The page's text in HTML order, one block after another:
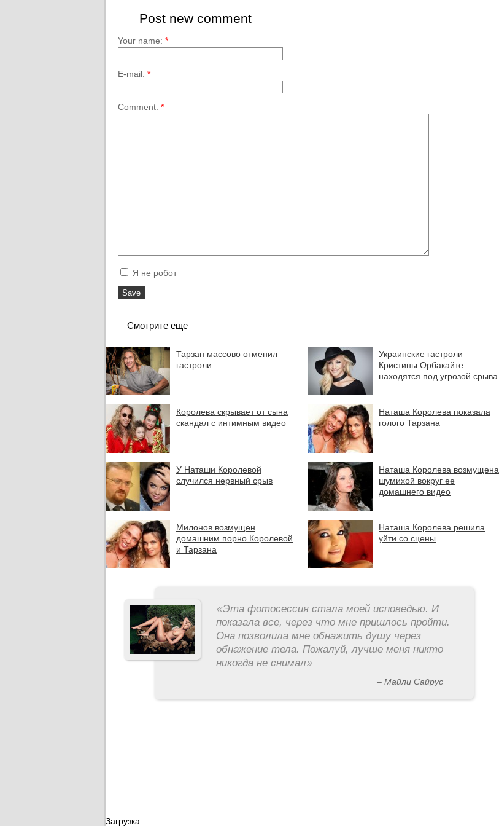
Post new comment
Your name: *
E-mail: *
Comment: *
Я не робот
Смотрите еще
Тарзан массово отменил
гастроли
Украинские гастроли
Кристины Орбакайте
находятся под угрозой срыва
Королева скрывает от сына
скандал с интимным видео
Наташа Королева показала
голого Тарзана
У Наташи Королевой
случился нервный срыв
Наташа Королева возмущена
шумихой вокруг ее
домашнего видео
Милонов возмущен
домашним порно Королевой
и Тарзана
Наташа Королева решила
уйти со сцены
«Эта фотосессия стала моей исповедью. И
показала все, через что мне пришлось пройти.
Она позволила мне обнажить душу через
обнажение тела. Пожалуй, лучше меня никто
никогда не снимал»
– Майли Сайрус
Загрузка...